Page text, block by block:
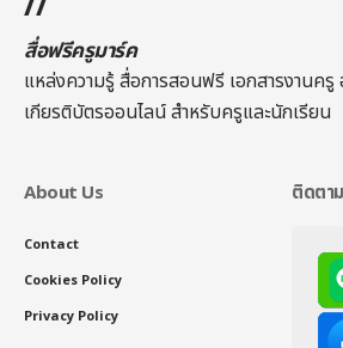
สื่อฟรีครูมาร์ค
แหล่งความรู้ สื่อการสอนฟรี เอกสารงานครู
เกียรติบัตรออนไลน์สำหรับครูและนักเรียน
About Us
Contact
Cookies Policy
Privacy Policy
ติดตา